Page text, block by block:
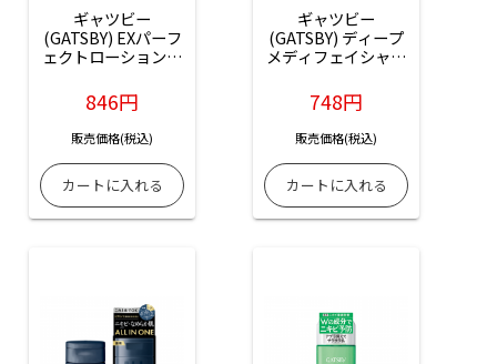
ギャツビー
(GATSBY) EXパーフ
ェクトローション：
846円
販売価格(税込)
ギャツビー
(GATSBY) ディープ
メディフェイシャル
入
748円
販売価格(税込)